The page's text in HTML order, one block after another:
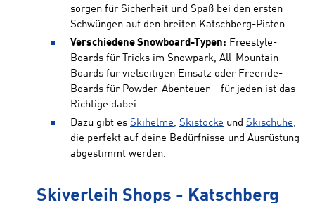
sorgen für Sicherheit und Spaß bei den ersten
Schwüngen auf den breiten Katschberg-Pisten.
Verschiedene Snowboard-Typen: Freestyle-
Boards für Tricks im Snowpark, All-Mountain-
Boards für vielseitigen Einsatz oder Freeride-
Boards für Powder-Abenteuer – für jeden ist das
Richtige dabei.
Dazu gibt es Skihelme, Skistöcke und Skischuhe,
die perfekt auf deine Bedürfnisse und Ausrüstung
abgestimmt werden.
Skiverleih Shops - Katschberg